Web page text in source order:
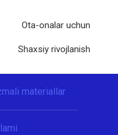
Ota-onalar uchun
Shaxsiy rivojlanish
materiallar